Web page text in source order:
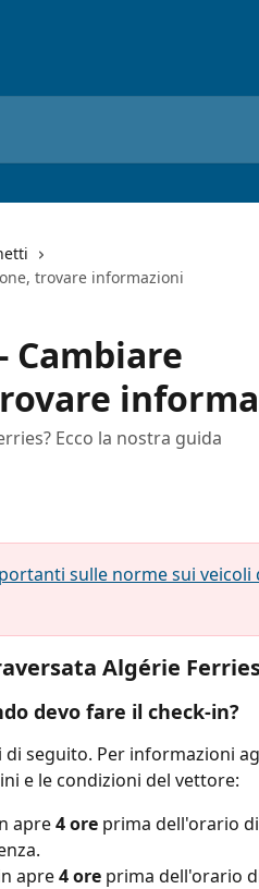
trovare informazioni
Cambiare
Ecco la nostra guida
sulle norme sui veicoli
Algérie
devo fare il check-in?
seguito. Per informazioni
e le condizioni del vettore:
apre 4 ore prima dell'orario
apre 4 ore prima dell'orario